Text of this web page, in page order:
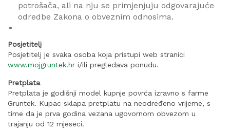
potrošača, ali na nju se primjenjuju odgovarajuće
odredbe Zakona o obveznim odnosima.
Posjetitelj
Posjetitelj je svaka osoba koja pristupi web stranici
www.mojgruntek.hr i/ili pregledava ponudu.
Pretplata
Pretplata je godišnji model kupnje povrća izravno s farme
Gruntek. Kupac sklapa pretplatu na neodređeno vrijeme, s
time da je prva godina vezana ugovornom obvezom u
trajanju od 12 mjeseci.